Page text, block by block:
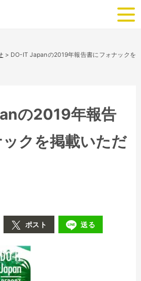
> DO-IT Japanの2019年報告書にフォナックを
の2019年報告
クを掲載いただ
ポスト 送る